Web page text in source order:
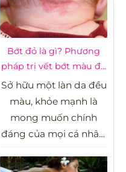
rạn da và các dấu hiệu
lão hóa sớm. Trong số
các công nghệ can
thiệp ít xâm lấn, sự kết
hợp giữa cơ học và
năng lượng sóng vô
tuyến đang trở thành
một xu hướng được
lâm sàng nhờ khả
Bớt đỏ là gì? Phương
pháp trị vết bớt màu đỏ
hiệu quả
Sở hữu một làn da đều
màu, khỏe mạnh là
mong muốn chính
đáng của mọi cá nhân.
của các vết bớt mạch